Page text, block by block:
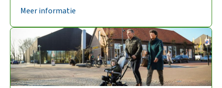
Meer informatie